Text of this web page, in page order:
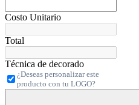
Costo Unitario
Total
Técnica de decorado
¿Deseas personalizar este
producto con tu LOGO?